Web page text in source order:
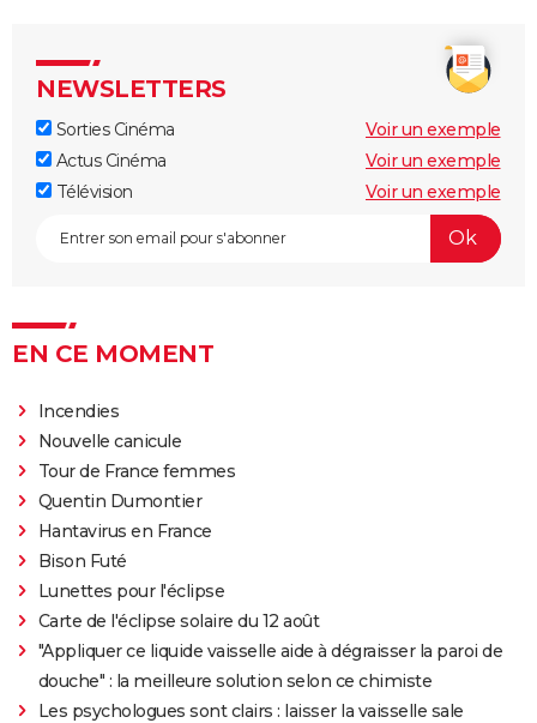
NEWSLETTERS
Sorties Cinéma
Voir un exemple
Actus Cinéma
Voir un exemple
Télévision
Voir un exemple
EN CE MOMENT
Incendies
Nouvelle canicule
Tour de France femmes
Quentin Dumontier
Hantavirus en France
Bison Futé
Lunettes pour l'éclipse
Carte de l'éclipse solaire du 12 août
"Appliquer ce liquide vaisselle aide à dégraisser la paroi de
douche" : la meilleure solution selon ce chimiste
Les psychologues sont clairs : laisser la vaisselle sale